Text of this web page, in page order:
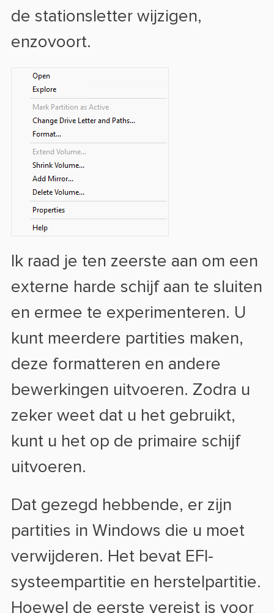
de stationsletter wijzigen,
enzovoort.
Ik raad je ten zeerste aan om een
externe harde schijf aan te sluiten
en ermee te experimenteren. U
kunt meerdere partities maken,
deze formatteren en andere
bewerkingen uitvoeren. Zodra u
zeker weet dat u het gebruikt,
kunt u het op de primaire schijf
uitvoeren.
Dat gezegd hebbende, er zijn
partities in Windows die u moet
verwijderen. Het bevat EFI-
systeempartitie en herstelpartitie.
Hoewel de eerste vereist is voor